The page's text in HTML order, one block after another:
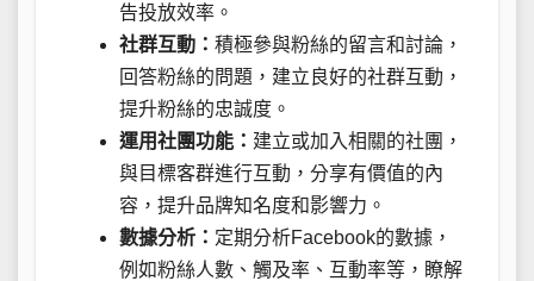
告投放效率。
社群互動： 積極參與粉絲的留言和討論，
回答粉絲的問題，建立良好的社群互動，
提升粉絲的忠誠度。
運用社團功能： 建立或加入相關的社團，
與目標客群進行互動，分享有價值的內
容，提升品牌知名度和影響力。
數據分析： 定期分析Facebook的數據，
例如粉絲人數、觸及率、互動率等，瞭解